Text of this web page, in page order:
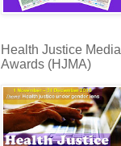
Health Justice Media
Awards (HJMA)